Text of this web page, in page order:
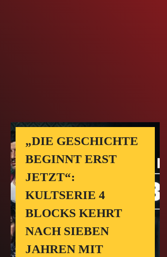
„DIE GESCHICHTE
BEGINNT ERST
JETZT“:
KULTSERIE 4
BLOCKS KEHRT
NACH SIEBEN
JAHREN MIT